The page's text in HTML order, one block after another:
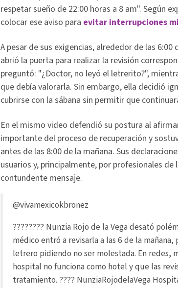
respetar sueño de 22:00 horas a 8 am". Según
colocar ese aviso para evitar interrupciones
A pesar de sus exigencias, alrededor de las
abrió la puerta para realizar la revisión
preguntó: "¿Doctor, no leyó el letrerito?",
que debía valorarla. Sin embargo, ella decidió
cubrirse con la sábana sin permitir que
En el mismo video defendió su postura al
importante del proceso de recuperación y
antes de las 8:00 de la mañana. Sus
usuarios y, principalmente, por profesionales de
contundente mensaje.
@vivamexicokbronez
???????? Nunzia Rojo de la Vega desató
médico entró a revisarla a las 6 de la
letrero pidiendo no ser molestada. En redes,
hospital no funciona como hotel y que las
tratamiento. ???? NunziaRojodelaVega